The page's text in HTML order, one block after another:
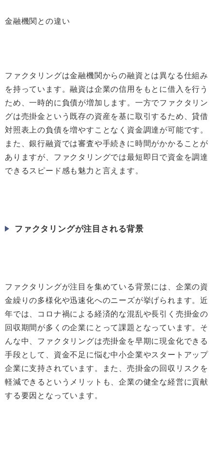
金融機関との違い
ファクタリングは金融機関からの融資とは異なる仕組み
を持っています。融資は企業の信用をもとに借入を行う
ため、一時的に負債が増加します。一方でファクタリン
グは売掛金という既存の資産を基に取引するため、貸借
対照表上の負債を増やすことなく資金調達が可能です。
また、銀行融資では審査や手続きに時間がかかることが
ありますが、ファクタリングでは最短即日で資金を調達
できるスピード感も魅力と言えます。
ファクタリングが注目される背景
ファクタリングが注目を集めている背景には、企業の資
金繰りの多様化や迅速化へのニーズが挙げられます。近
年では、コロナ禍による経済的な混乱や長引く売掛金の
回収期間が多くの企業にとって課題となっています。そ
んな中、ファクタリングは売掛金を早期に現金化できる
手段として、資金不足に悩む中小企業やスタートアップ
企業に支持されています。また、売掛金の回収リスクを
軽減できるというメリットも、企業の健全な経営に貢献
する要因となっています。